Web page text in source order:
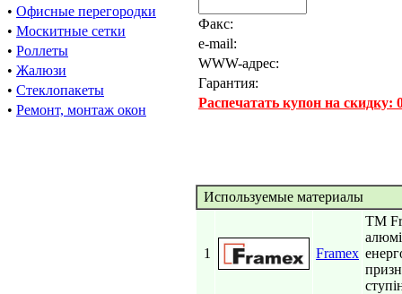
• Офисные перегородки
• Москитные сетки
• Роллеты
• Жалюзи
• Стеклопакеты
• Ремонт, монтаж окон
Факс:
e-mail:
WWW-адрес:
Гарантия:
Распечатать купон на скидку:
Используемые материалы
1 Framex
ТМ